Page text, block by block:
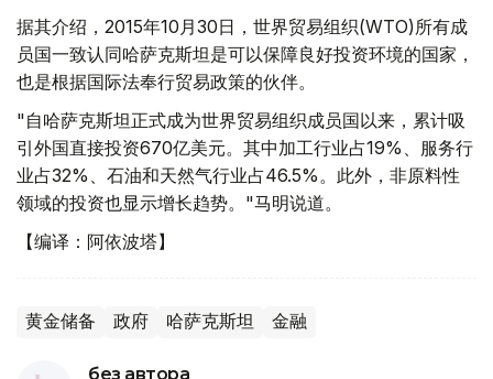
据其介绍，2015年10月30日，世界贸易组织(WTO)所有成
员国一致认同哈萨克斯坦是可以保障良好投资环境的国家，
也是根据国际法奉行贸易政策的伙伴。
"自哈萨克斯坦正式成为世界贸易组织成员国以来，累计吸
引外国直接投资670亿美元。其中加工行业占19%、服务行
业占32%、石油和天然气行业占46.5%。此外，非原料性
领域的投资也显示增长趋势。"马明说道。
【编译：阿依波塔】
黄金储备 政府 哈萨克斯坦 金融
без автора